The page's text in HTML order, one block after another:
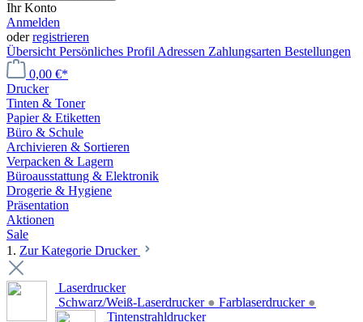
Ihr Konto
Anmelden
oderregistrieren
Übersicht Persönliches Profil Adressen Zahlungsarten Bestellungen
0,00 €*
Drucker
Tinten & Toner
Papier & Etiketten
Büro & Schule
Archivieren & Sortieren
Verpacken & Lagern
Büroausstattung & Elektronik
Drogerie & Hygiene
Präsentation
Aktionen
Sale
1. Zur Kategorie Drucker
Laserdrucker
Schwarz/Weiß-Laserdrucker ● Farblaserdrucker ●
Tintenstrahldrucker